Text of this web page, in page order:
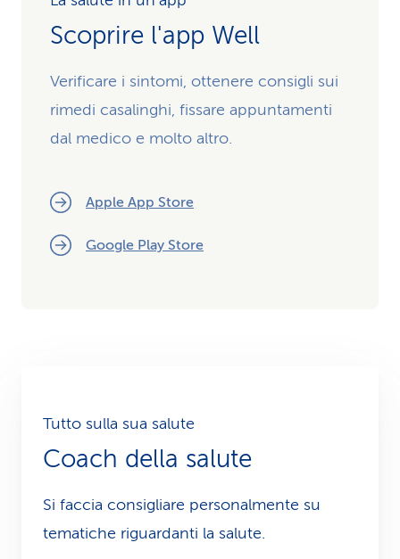
Scoprire l'app Well
Verificare i sintomi, ottenere consigli sui
rimedi casalinghi, fissare appuntamenti
dal medico e molto altro.
Apple App Store
Google Play Store
Tutto sulla sua salute
Coach della salute
Si faccia consigliare personalmente su
tematiche riguardanti la salute.